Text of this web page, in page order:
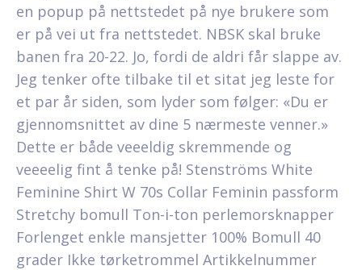
en popup på nettstedet på nye brukere som
er på vei ut fra nettstedet. NBSK skal bruke
banen fra 20-22. Jo, fordi de aldri får slappe av.
Jeg tenker ofte tilbake til et sitat jeg leste for
et par år siden, som lyder som følger: «Du er
gjennomsnittet av dine 5 nærmeste venner.»
Dette er både veeeldig skremmende og
veeeelig fint å tenke på! Stenströms White
Feminine Shirt W 70s Collar Feminin passform
Stretchy bomull Ton-i-ton perlemorsknapper
Forlenget enkle mansjetter 100% Bomull 40
grader Ikke tørketrommel Artikkelnummer